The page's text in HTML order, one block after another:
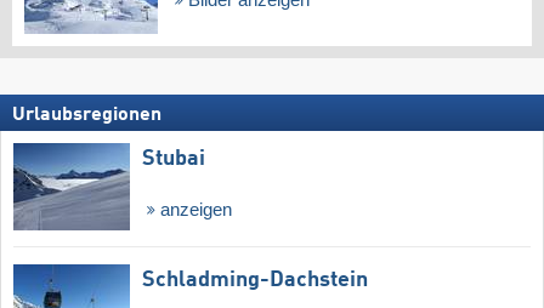
Urlaubsregionen
Stubai
anzeigen
Schladming-Dachstein